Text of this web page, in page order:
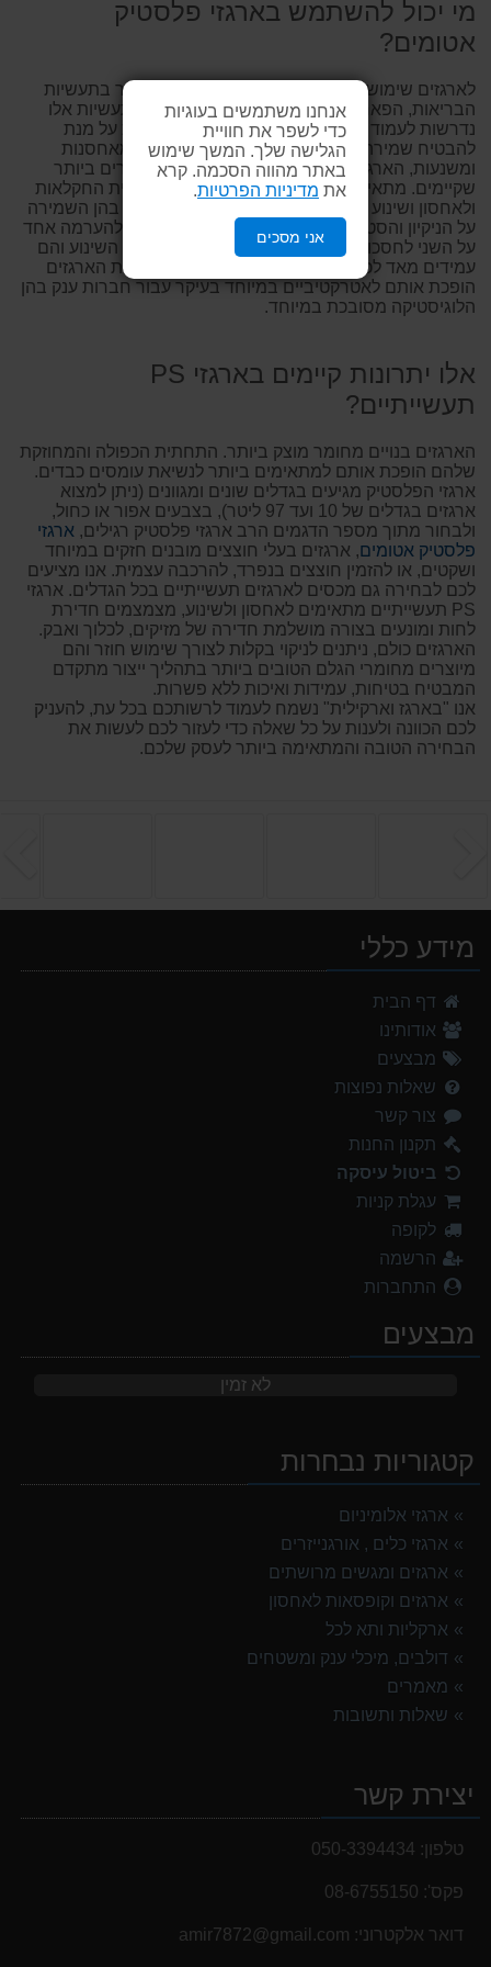
אנחנו משתמשים בעוגיות
כדי לשפר את חוויית
הגלישה שלך. המשך שימוש
באתר מהווה הסכמה. קרא
את מדיניות הפרטיות
אני מסכים
מי יכול להשתמש בארגזי פלסטיק
אטומים?
לארגזים שימושים מגוונים והם נדרשים מאד בעיקר בתעשיות
הבריאות, הפארמה ובענפי המזון למשל. מכיוון שתעשיות אלו
נדרשות לעמוד בסטנדרטים מחמירים של בטיחות על מנת
להבטיח שמירה על איכות ותקינות המוצרים שהן מאחסנות
ומשנעות, הארגזים חייבים לעמוד בתקנים המחמירים ביותר
שקיימים. מתאימים מאד לתעשיות כבדות, לתעשיית החקלאות
ולאחסון ושינוע לעולמות הרפואה, המזון והפארמה בהן השמירה
על הניקיון והסטריליות הוא קריטי. הארגזים ניתנים להערמה אחד
על השני לחסכון בשטח אחסון לאורך זמן וגם בעת השינוע והם
עמידים מאד לכל תנאי מזג האוויר. היכולת לתייג את הארגזים
הופכת אותם לאטרקטיביים במיוחד בעיקר עבור חברות ענק בהן
הלוגיסטיקה מסובכת במיוחד.
אלו יתרונות קיימים בארגזי PS
תעשייתיים?
הארגזים בנויים מחומר מוצק ביותר. התחתית הכפולה והמחוזקת
שלהם הופכת אותם למתאימים ביותר לנשיאת עומסים כבדים.
ארגזי הפלסטיק מגיעים בגדלים שונים ומגוונים (ניתן למצוא
ארגזים בגדלים של 10 ועד 97 ליטר), בצבעים אפור או כחול,
ולבחור מתוך מספר הדגמים הרב ארגזי פלסטיק רגילים, ארגזי
פלסטיק אטומים, ארגזים בעלי חוצצים מובנים חזקים במיוחד
ושקטים, או להזמין חוצצים בנפרד, להרכבה עצמית. אנו מציעים
לכם לבחירה גם מכסים לארגזים תעשייתיים בכל הגדלים. ארגזי
PS תעשייתיים מתאימים לאחסון ולשינוע, מצמצמים חדירת
לחות ומונעים בצורה מושלמת חדירה של מזיקים, לכלוך ואבק.
הארגזים כולם, ניתנים לניקוי בקלות לצורך שימוש חוזר והם
מיוצרים מחומרי הגלם הטובים ביותר בתהליך ייצור מתקדם
המבטיח בטיחות, עמידות ואיכות ללא פשרות.
אנו "בארגז וארקילית" נשמח לעמוד לרשותכם בכל עת, להעניק
לכם הכוונה ולענות על כל שאלה כדי לעזור לכם לעשות את
הבחירה הטובה והמתאימה ביותר לעסק שלכם.
מידע כללי
דף הבית
אודותינו
מבצעים
שאלות נפוצות
צור קשר
תקנון החנות
ביטול עיסקה
עגלת קניות
לקופה
הרשמה
התחברות
מבצעים
לא זמין
קטגוריות נבחרות
ארגזי אלומיניום
ארגזי כלים , אורגנייזרים
ארגזים ומגשים מרושתים
ארגזים וקופסאות לאחסון
ארקליות ותא לכל
דולבים, מיכלי ענק ומשטחים
מאמרים
שאלות ותשובות
יצירת קשר
טלפון: 050-3394434
פקס': 08-6755150
דואר אלקטרוני: ‫amir7872@gmail.com‬